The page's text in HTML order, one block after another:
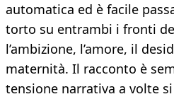
automatica ed è facile
torto su entrambi i fronti
l’ambizione, l’amore, il
maternità. Il racconto è
tensione narrativa a volte